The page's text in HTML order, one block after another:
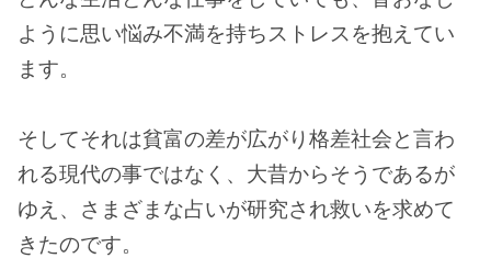
ように思い悩み不満を持ちストレスを抱えてい
ます。
そしてそれは貧富の差が広がり格差社会と言わ
れる現代の事ではなく、大昔からそうであるが
ゆえ、さまざまな占いが研究され救いを求めて
きたのです。